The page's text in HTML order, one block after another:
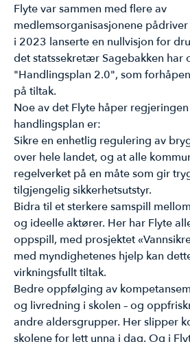
Flyte var sammen med flere av
medlemsorganisasjonene
i 2023 lanserte en nullvisjon for
det statssekretær Sagebakken har
"Handlingsplan 2.0", som
på tiltak.
Noe av det Flyte håper
handlingsplan er:
Sikre en enhetlig regulering av
over hele landet, og at alle
regelverket på en måte som gir
tilgjengelig sikkerhetsutstyr.
Bidra til et sterkere samspill
og ideelle aktører. Her har Flyte
oppspill, med prosjektet
med myndighetenes hjelp kan
virkningsfullt tiltak.
Bedre oppfølging av
og livredning i skolen – og
andre aldersgrupper. Her slipper
skolene for lett unna i dag. Og i